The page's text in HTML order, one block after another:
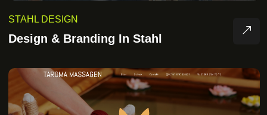
STAHL DESIGN
Design & Branding In Stahl